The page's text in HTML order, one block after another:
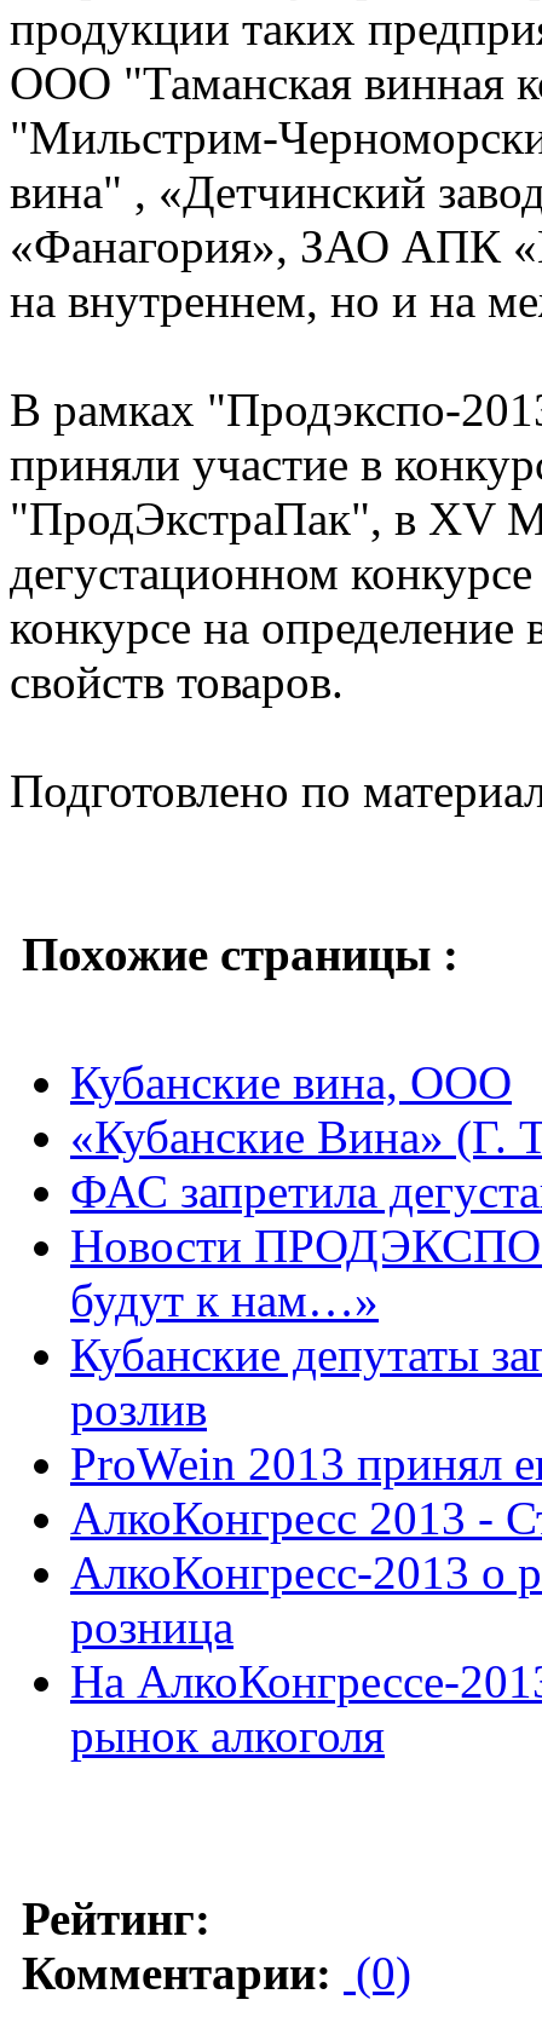
продукции таких
ООО "Таманская
"Мильстрим-
вина" , «Детчинский
«Фанагория», ЗАО АПК
на внутреннем, но и на
В рамках "Продэкспо-
приняли участие в
"ПродЭкстраПак", в XV
дегустационном
конкурсе на определение
свойств товаров.
Подготовлено по
Похожие страницы :
Кубанские вина, ООО
«Кубанские Вина» (Г.
ФАС запретила
Новости ПРОДЭКСПО-
будут к нам…»
Кубанские депутаты
розлив
ProWein 2013 принял
АлкоКонгресс 2013 -
АлкоКонгресс-2013 о
розница
На АлкоКонгрессе-
рынок алкоголя
Рейтинг:
Комментарии: (0)